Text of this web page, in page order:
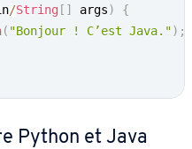
/String [ ] args)
{
( "Bonjour ! C’est Java.") ;
Python et Java